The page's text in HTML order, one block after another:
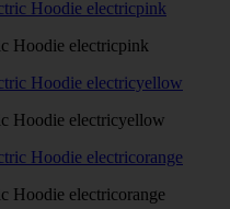
Hoodie electricpink
Hoodie electricyellow
Hoodie electricorange